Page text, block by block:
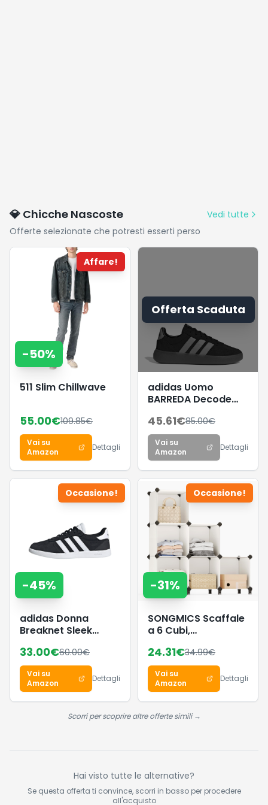
💎 Chicche Nascoste
Vedi tutte
Offerte selezionate che potresti esserti perso
Affare!
-50%
511 Slim Chillwave
55.00€109.85€
Vai su
Amazon
Dettagli
Offerta Scaduta
adidas Uomo
BARREDA Decode
Black/Lucid
Aquamarine/GUM5,
38 EU
45.61€85.00€
Vai su
Amazon
Dettagli
Occasione!
-45%
adidas Donna
Breaknet Sleek
Black/Ftwr
White/Core Black,
38 EU
33.00€60.00€
Vai su
Amazon
Dettagli
Occasione!
-31%
SONGMICS Scaffale
a 6 Cubi,
Modulare,
Portaoggetti in
Plastica con Piedini,
Scarpiera, Cubo 30
x 30 x 30 cm,
Soggiorno, Camera
Crema LPC111M01
24.31€34.99€
Vai su
Amazon
Dettagli
Scorri per scoprire altre offerte simili →
Hai visto tutte le alternative?
Se questa offerta ti convince, scorri in basso per procedere
all'acquisto